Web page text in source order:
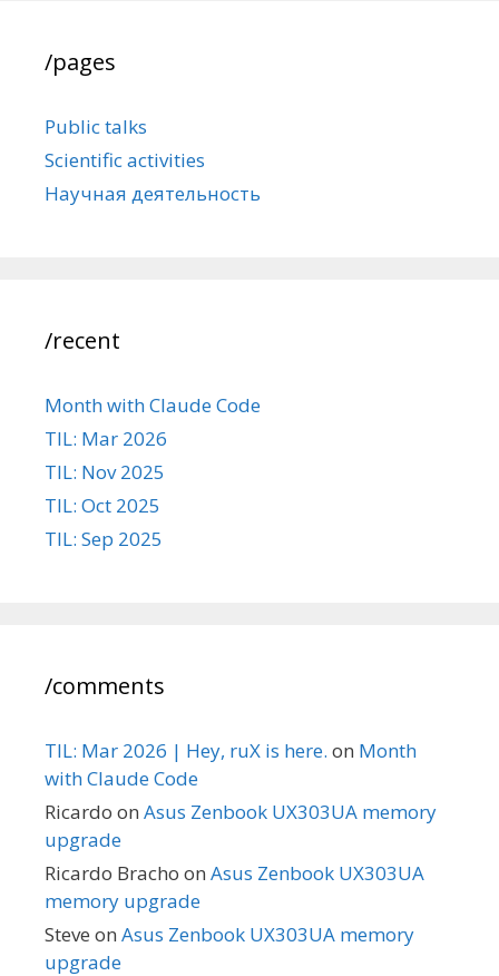
/pages
Public talks
Scientific activities
Научная деятельность
/recent
Month with Claude Code
TIL: Mar 2026
TIL: Nov 2025
TIL: Oct 2025
TIL: Sep 2025
/comments
TIL: Mar 2026 | Hey, ruX is here. on Month
with Claude Code
Ricardo on Asus Zenbook UX303UA memory
upgrade
Ricardo Bracho on Asus Zenbook UX303UA
memory upgrade
Steve on Asus Zenbook UX303UA memory
upgrade